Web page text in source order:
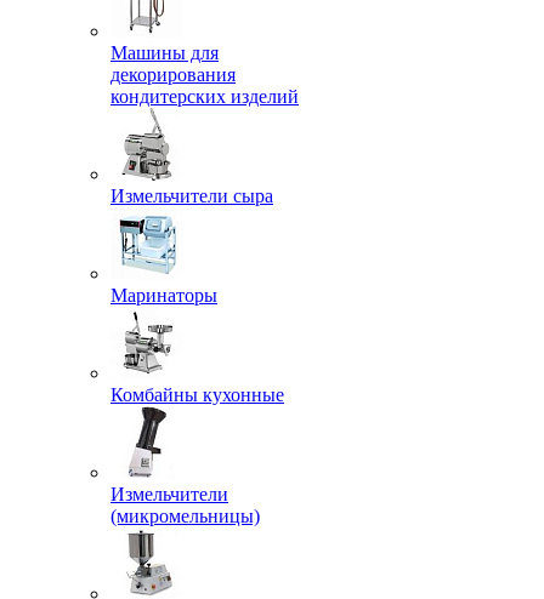
Машины для
декорирования
кондитерских изделий
Измельчители сыра
Маринаторы
Комбайны кухонные
Измельчители
(микромельницы)